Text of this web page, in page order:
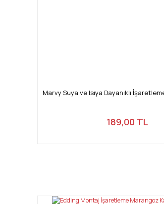
Marvy Suya ve Isıya Dayanıklı
189,00 TL